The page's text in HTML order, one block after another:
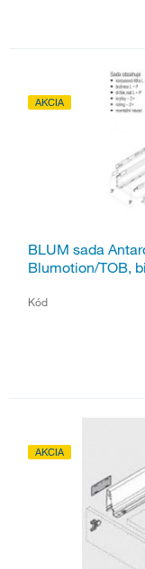
AKCIA
BLUM sada
Blumotion/TOB,
Kód
AKCIA